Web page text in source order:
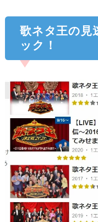
歌ネタ王の見
ック！